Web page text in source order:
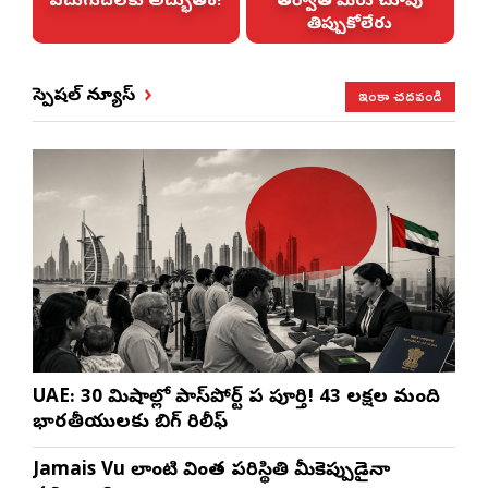
తిప్పుకోలేరు
స్పెషల్ న్యూస్ ఇంకా చదవండి
UAE: 30 నిమిషాల్లో పాస్‌పోర్ట్ పని పూర్తి! 43 లక్షల మంది
భారతీయులకు బిగ్ రిలీఫ్
Jamais Vu లాంటి వింత పరిస్థితి మీకెప్పుడైనా